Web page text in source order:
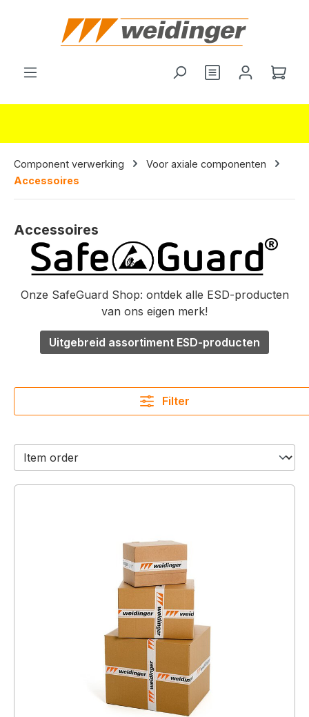
Je hebt 0 items
Component verwerking
Voor axiale componenten
Accessoires
Accessoires
Onze SafeGuard Shop: ontdek alle ESD-producten
van ons eigen merk!
Uitgebreid assortiment ESD-producten
Filter